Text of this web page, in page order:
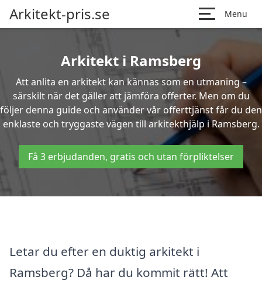
Arkitekt-pris.se Menu
Arkitekt i Ramsberg
Att anlita en arkitekt kan kännas som en utmaning –
särskilt när det gäller att jämföra offerter. Men om du
följer denna guide och använder vår offerttjänst får du den
enklaste och tryggaste vägen till arkitekthjälp i Ramsberg.
Få 3 erbjudanden, gratis och utan förpliktelser
Letar du efter en duktig arkitekt i
Ramsberg? Då har du kommit rätt! Att